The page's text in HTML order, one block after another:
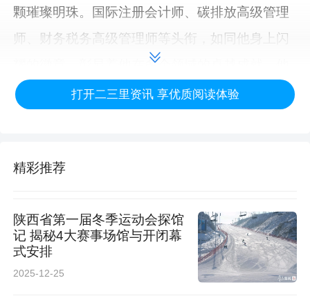
颗璀璨明珠。国际注册会计师、碳排放高级管理
师、财务税务高级管理师等头衔，如同他身上闪
耀的徽章，彰显着他在多个领域的卓越成就。他
还是中国散文学会、中国企业财务管理协会、中
是让他在法学研究领域独树一帜。此外，他还是
家库的权威专家，其专业造诣之深，可见一斑。
在他的职业生涯中，荣誉如同繁星点点，多次被
评为优秀机关干部、优秀作者、优秀共产党员等
打开二三里资讯 享优质阅读体验
精彩推荐
陕西省第一届冬季运动会探馆
记 揭秘4大赛事场馆与开闭幕
式安排
2025-12-25